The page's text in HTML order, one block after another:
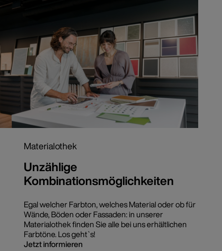
Materialothek
Unzählige
Kombinationsmöglichkeiten
Egal welcher Farbton, welches Material oder ob für
Wände, Böden oder Fassaden: in unserer
Materialothek finden Sie alle bei uns erhältlichen
Farbtöne. Los geht`s!
Jetzt informieren